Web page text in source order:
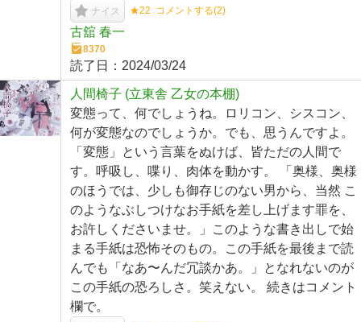
ナイス ★22 コメントする(2)
古舘 春一
8370
読了日： 2024/03/24
人間椅子 (立東舎 乙女の本棚)
変態って、何でしょうね。ロリコン、シスコン、
何が変態なのでしょうか。でも、思うんですよ。
「変態」という言葉をぬけば、皆ただの人間で
す。呼吸し、喋り、肉体を動かす。 「奥様、奥様
のほうでは、少しも御存じのない男から、当然 こ
のようなぶしつけなお手紙を差し上げます罪を、
お許しくださいませ。」このような書き出しで始
まる手紙は恐怖そのもの。この手紙を最後まで読
んでも「なあ〜んだ冗談かあ。」となれないのが
この手紙の恐ろしさ。笑えない。 続きはコメント
欄で。